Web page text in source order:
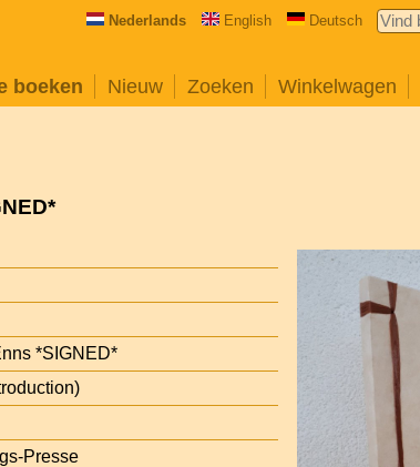
Nederlands English Deutsch
boeken Nieuw Zoeken Winkelwagen
*SIGNED*
Presse